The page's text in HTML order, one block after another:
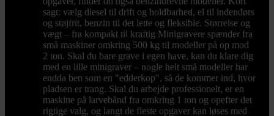
sagt: vælg diesel til drift og holdbarhed, el til indendørs
og støjfrit, benzin til det lette og fleksible. Størrelse og
vægt – fra kompakt til kraftig Minigravere spænder fra
små maskiner omkring 500 kg til modeller på op mod
2 ton. Skal du bare grave i egen have, kan du klare dig
med en lille minigraver – nogle helt små modeller har
endda ben som en "edderkop", så de kommer ind, hvor
pladsen er trang. Skal du arbejde professionelt, er en
maskine på larvebånd fra omkring 1 ton og opefter det
rigtige valg, og langt de fleste opgaver kan løses med